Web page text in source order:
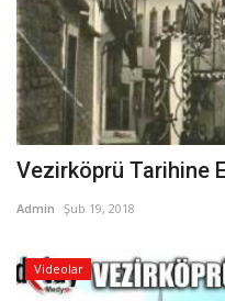
Vezirköprü Tarihine
Admin Şub 19, 2018
Videolar